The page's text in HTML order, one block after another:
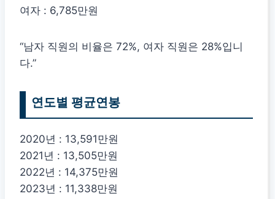
여자 : 6,785만원
“남자 직원의 비율은 72%, 여자 직원은 28%입니
다.”
연도별 평균연봉
2020년 : 13,591만원
2021년 : 13,505만원
2022년 : 14,375만원
2023년 : 11,338만원